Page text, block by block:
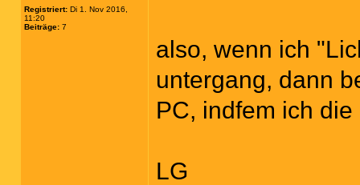
Registriert: Di 1. Nov 2016,
11:20
Beiträge: 7
also, wenn ich
untergang, dann
PC, indfem ich
LG